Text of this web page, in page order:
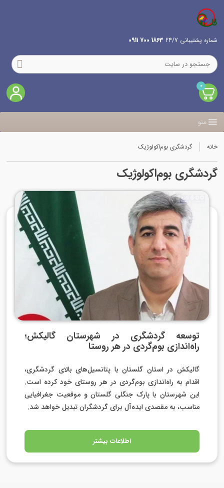
شماره پشتیبانی 24/7 1863 700 0911
0
منو
خانه گردشگری بوم‌اکولوژیک
گردشگری بوم‌اکولوژیک
توسعه گردشگری در شهرستان گالیکش؛
راه‌اندازی بوم‌گردی در هر روستا
گالیکش در استان گلستان با پتانسیل‌های بالای گردشگری،
اقدام به راه‌اندازی بوم‌گردی در هر روستای خود کرده است.
این شهرستان با پارک جنگلی گلستان و موقعیت جغرافیایی
مناسب، به مقصدی ایده‌آل برای گردشگران تبدیل خواهد شد.
اطلاعات بیشتر